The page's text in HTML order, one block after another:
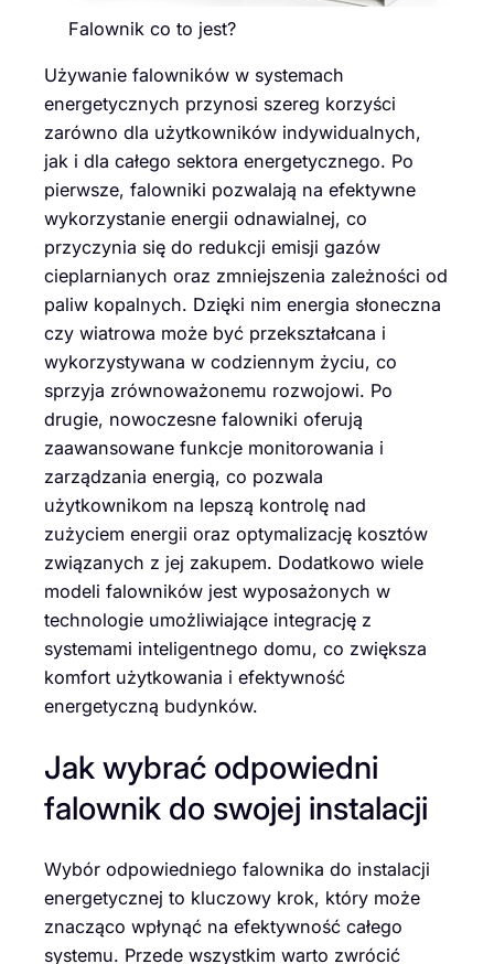
Falownik co to jest?
Używanie falowników w systemach
energetycznych przynosi szereg korzyści
zarówno dla użytkowników indywidualnych,
jak i dla całego sektora energetycznego. Po
pierwsze, falowniki pozwalają na efektywne
wykorzystanie energii odnawialnej, co
przyczynia się do redukcji emisji gazów
cieplarnianych oraz zmniejszenia zależności od
paliw kopalnych. Dzięki nim energia słoneczna
czy wiatrowa może być przekształcana i
wykorzystywana w codziennym życiu, co
sprzyja zrównoważonemu rozwojowi. Po
drugie, nowoczesne falowniki oferują
zaawansowane funkcje monitorowania i
zarządzania energią, co pozwala
użytkownikom na lepszą kontrolę nad
zużyciem energii oraz optymalizację kosztów
związanych z jej zakupem. Dodatkowo wiele
modeli falowników jest wyposażonych w
technologie umożliwiające integrację z
systemami inteligentnego domu, co zwiększa
komfort użytkowania i efektywność
energetyczną budynków.
Jak wybrać odpowiedni
falownik do swojej instalacji
Wybór odpowiedniego falownika do instalacji
energetycznej to kluczowy krok, który może
znacząco wpłynąć na efektywność całego
systemu. Przede wszystkim warto zwrócić